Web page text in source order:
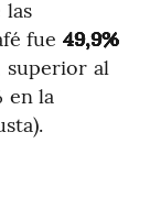
fue 49,9%
superior al
en la